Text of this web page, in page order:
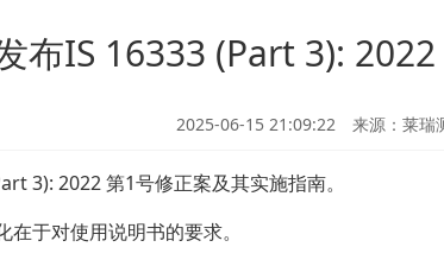
布IS 16333 (Part 3):
2025-06-15 21:09:22 来源：莱瑞
3): 2022 第1号修正案及其实施指南。
于对使用说明书的要求。